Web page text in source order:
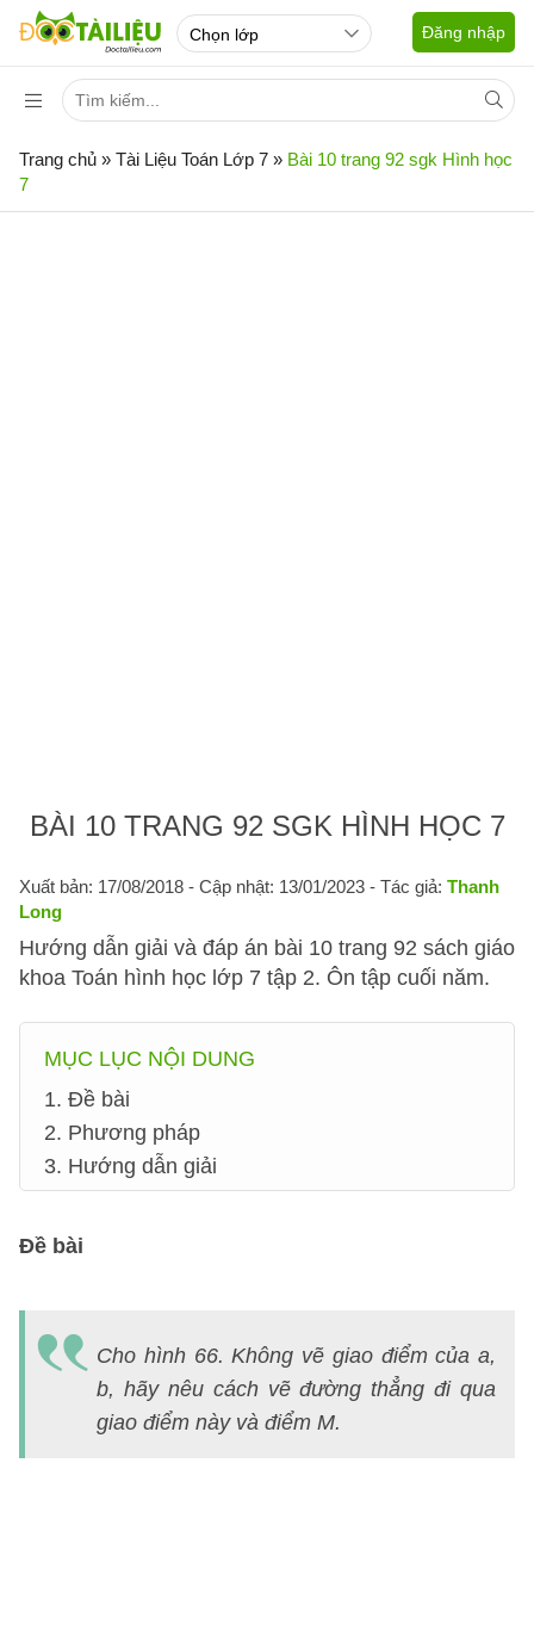
Đăng nhập
Trang chủ » Tài Liệu Toán Lớp 7 » Bài 10 trang 92 sgk Hình học
7
BÀI 10 TRANG 92 SGK HÌNH HỌC 7
Xuất bản: 17/08/2018 - Cập nhật: 13/01/2023 - Tác giả: Thanh
Long
Hướng dẫn giải và đáp án bài 10 trang 92 sách giáo
khoa Toán hình học lớp 7 tập 2. Ôn tập cuối năm.
MỤC LỤC NỘI DUNG
1. Đề bài
2. Phương pháp
3. Hướng dẫn giải
Đề bài
Cho hình 66. Không vẽ giao điểm của a,
b, hãy nêu cách vẽ đường thẳng đi qua
giao điểm này và điểm M.